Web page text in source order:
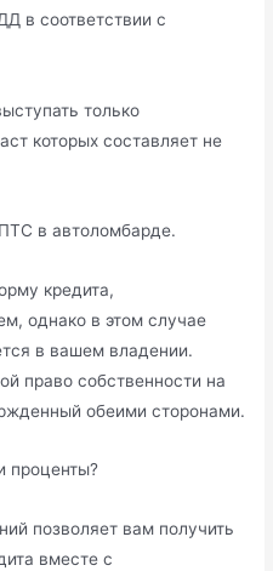
в соответствии с
только
которых составляет не
в автоломбарде.
кредита,
однако в этом случае
в вашем владении.
право собственности на
обеими сторонами.
проценты?
позволяет вам получить
вместе с